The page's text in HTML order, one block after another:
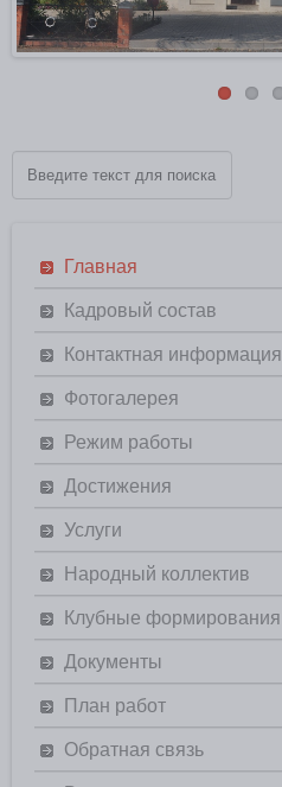
Главная
Кадровый состав
Контактная информация
Фотогалерея
Режим работы
Достижения
Услуги
Народный коллектив
Клубные формирования
Документы
План работ
Обратная связь